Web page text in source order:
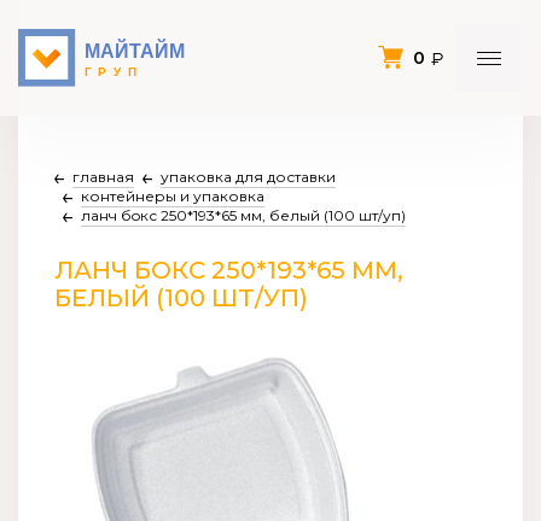
0
главная
упаковка для доставки
контейнеры и упаковка
ланч бoкс 250*193*65 мм, белый (100 шт/уп)
ЛАНЧ БOКС 250*193*65 ММ,
БЕЛЫЙ (100 ШТ/УП)